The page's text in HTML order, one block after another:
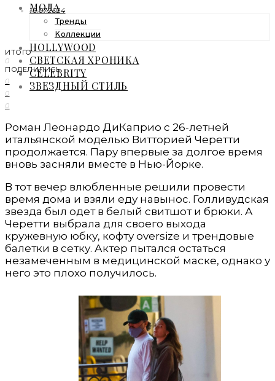
МОДА
Тренды
Коллекции
HOLLYWOOD
СВЕТСКАЯ ХРОНИКА
CELEBRITY
ЗВЕЗДНЫЙ СТИЛЬ
16.07.2024
ИТОГО
0
ПОДЕЛИЛИСЬ
0
0
0
Роман Леонардо ДиКаприо с 26-летней
итальянской моделью Витторией Черетти
продолжается. Пару впервые за долгое время
вновь засняли вместе в Нью-Йорке.
В тот вечер влюбленные решили провести
время дома и взяли еду навынос. Голливудская
звезда был одет в белый свитшот и брюки. А
Черетти выбрала для своего выхода
кружевную юбку, кофту oversize и трендовые
балетки в сетку. Актер пытался остаться
незамеченным в медицинской маске, однако у
него это плохо получилось.